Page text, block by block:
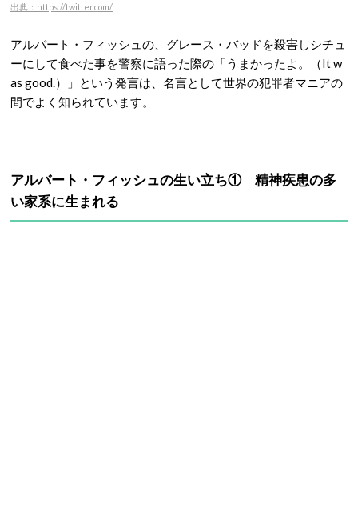
出典：https://twitter.com/
アルバート・フィッシュの、グレース・バッドを殺害しシチュ
ーにして食べた事を警察に語った際の「うまかったよ。（It w
as good.）」という発言は、名言として世界の犯罪者マニアの
間でよく知られています。
アルバート・フィッシュの生い立ち① 精神疾患の多
い家系に生まれる